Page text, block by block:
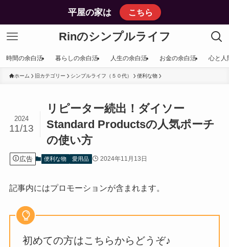
平屋の家は こちら
Rinのシンプルライフ
時間の余白活 暮らしの余白活 人生の余白活 お金の余白活 心と人
ホーム 旧カテゴリー シンプルライフ（５０代） 便利な物
リピーター続出！ダイソー
Standard Productsの人気ポーチ
の使い方
2024
11/13
広告 便利な物 愛用品 2024年11月13日
記事内にはプロモーションが含まれます。
初めての方はこちらからどうぞ♪